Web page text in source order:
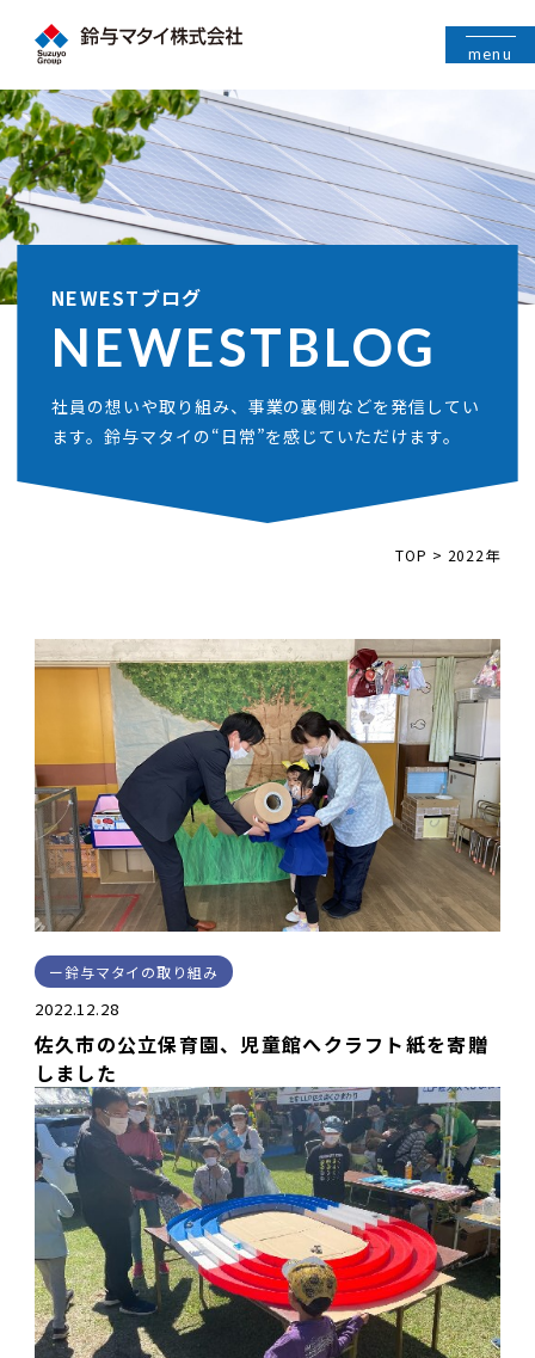
menu
NEWESTブログ
NEWESTBLOG
社員の想いや取り組み、事業の裏側などを発信してい
ます。鈴与マタイの“日常”を感じていただけます。
TOP > 2022年
鈴与マタイの取り組み
2022.12.28
佐久市の公立保育園、児童館へクラフト紙を寄贈
しました